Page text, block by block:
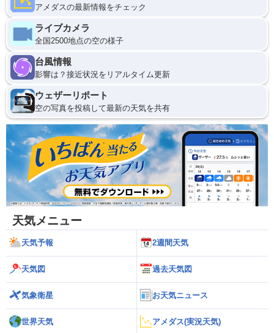
アメダスの最新情報をチェック
ライブカメラ
全国2500地点の空の様子
台風情報
影響は？接近状況をリアルタイム更新
ウェザーリポート
空の写真を投稿して最新の天気を共有
天気メニュー
天気予報 2週間天気
天気図 過去天気図
気象衛星 お天気ニュース
世界天気 アメダス(実況天気)